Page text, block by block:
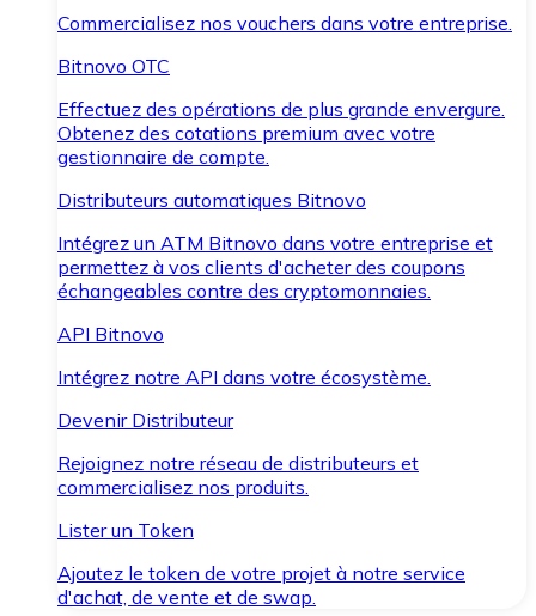
Commercialisez nos vouchers dans votre entreprise.
Bitnovo OTC
Effectuez des opérations de plus grande envergure.
Obtenez des cotations premium avec votre
gestionnaire de compte.
Distributeurs automatiques Bitnovo
Intégrez un ATM Bitnovo dans votre entreprise et
permettez à vos clients d'acheter des coupons
échangeables contre des cryptomonnaies.
API Bitnovo
Intégrez notre API dans votre écosystème.
Devenir Distributeur
Rejoignez notre réseau de distributeurs et
commercialisez nos produits.
Lister un Token
Ajoutez le token de votre projet à notre service
d'achat, de vente et de swap.